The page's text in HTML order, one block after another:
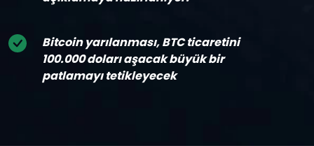
Bitcoin yarılanması, BTC ticaretini
100.000 doları aşacak büyük bir
patlamayı tetikleyecek